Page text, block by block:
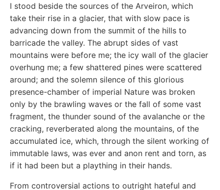
I stood beside the sources of the Arveiron, which
take their rise in a glacier, that with slow pace is
advancing down from the summit of the hills to
barricade the valley. The abrupt sides of vast
mountains were before me; the icy wall of the glacier
overhung me; a few shattered pines were scattered
around; and the solemn silence of this glorious
presence-chamber of imperial Nature was broken
only by the brawling waves or the fall of some vast
fragment, the thunder sound of the avalanche or the
cracking, reverberated along the mountains, of the
accumulated ice, which, through the silent working of
immutable laws, was ever and anon rent and torn, as
if it had been but a plaything in their hands.
From controversial actions to outright hateful and